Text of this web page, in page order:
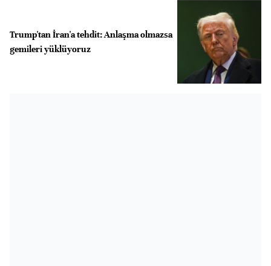
Trump'tan İran'a tehdit: Anlaşma olmazsa
gemileri yüklüyoruz